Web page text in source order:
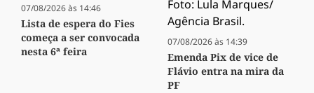
07/08/2026 às 14:46
Lista de espera do Fies
começa a ser convocada
nesta 6ª feira
07/08/2026 às 14:39
Emenda Pix de vice de
Flávio entra na mira da
PF